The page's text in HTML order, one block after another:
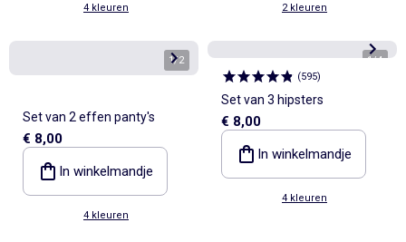
4 kleuren 2 kleuren
1/2
Set van 2 effen panty's
€ 8,00
In winkelmandje
4 kleuren
1/4
(595)
Set van 3 hipsters
€ 8,00
In winkelmandje
4 kleuren